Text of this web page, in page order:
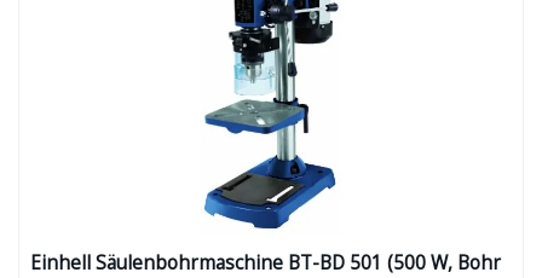
Einhell Säulenbohrmaschine BT-BD 501 (500 W, Bohr